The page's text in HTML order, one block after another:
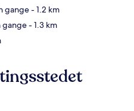
gange- 1.2 km
gange- 1.3 km